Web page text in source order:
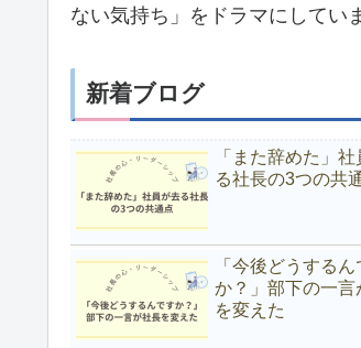
ない気持ち」をドラマにしてい
新着ブログ
「また辞めた」
る社長の3つの共
「今後どうするん
か？」部下の一言
を変えた